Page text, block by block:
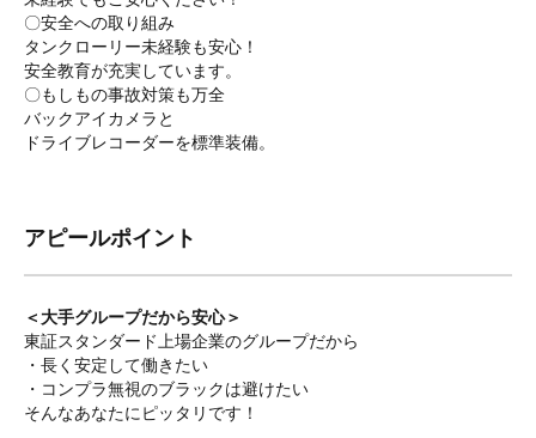
〇安全への取り組み
タンクローリー未経験も安心！
安全教育が充実しています。
〇もしもの事故対策も万全
バックアイカメラと
ドライブレコーダーを標準装備。
アピールポイント
＜大手グループだから安心＞
東証スタンダード上場企業のグループだから
・長く安定して働きたい
・コンプラ無視のブラックは避けたい
そんなあなたにピッタリです！